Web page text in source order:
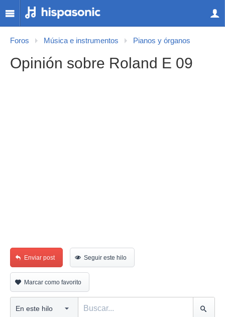
Foros Música e instrumentos Pianos y órganos
Opinión sobre Roland E 09
Enviar post Seguir este hilo
Marcar como favorito